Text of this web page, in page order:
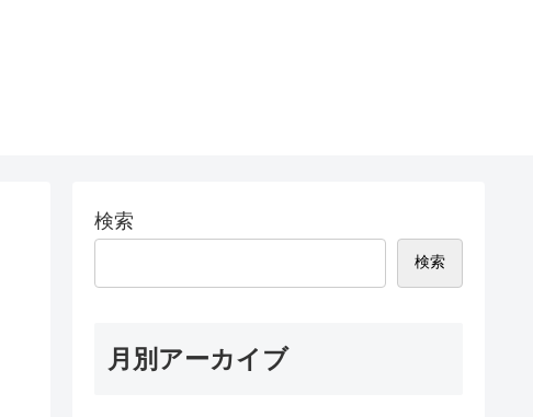
検索
検索
月別アーカイブ